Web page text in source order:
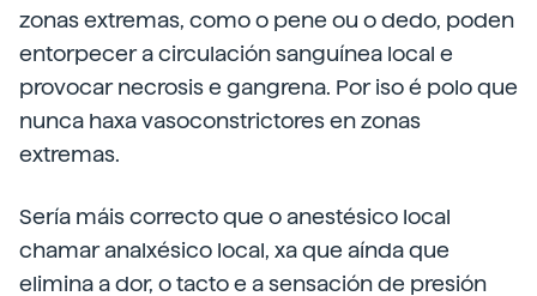
zonas extremas, como o pene ou o dedo, poden
entorpecer a circulación sanguínea local e
provocar necrosis e gangrena. Por iso é polo que
nunca haxa vasoconstrictores en zonas
extremas.
Sería máis correcto que o anestésico local
chamar analxésico local, xa que aínda que
elimina a dor, o tacto e a sensación de presión